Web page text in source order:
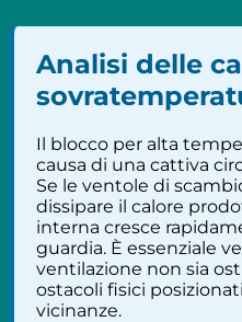
Analisi delle
Il blocco per alta
causa di una cattiva
Se le ventole di
dissipare il calore
interna cresce
guardia. È essenziale
ventilazione non sia
ostacoli fisici
vicinanze.